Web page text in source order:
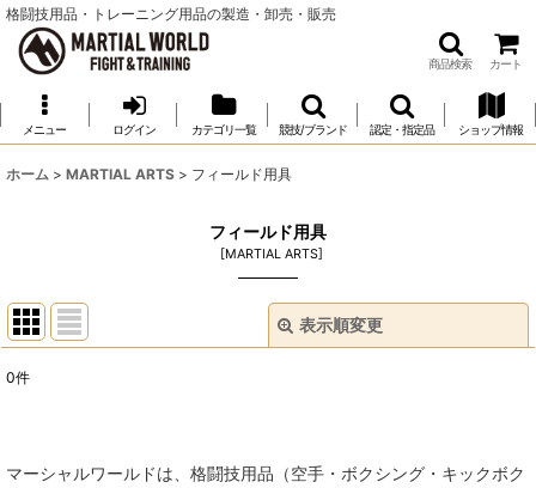
格闘技用品・トレーニング用品の製造・卸売・販売
商品検索 カート
メニュー ログイン カテゴリ一覧 競技/ブランド 認定・指定品 ショップ情報
ホーム > MARTIAL ARTS > フィールド用具
フィールド用具
[MARTIAL ARTS]
表示順変更
0件
マーシャルワールドは、格闘技用品（空手・ボクシング・キックボク